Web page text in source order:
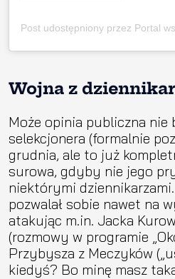
Wojna z
Może opinia publiczna nie
selekcjonera (formalnie
grudnia, ale to już
surowa, gdyby nie jego
niektórymi
pozwalał sobie nawet na
atakując m.in. Jacka
(rozmowy w programie
Przybysza z Meczyków
kiedyś? Bo minę masz